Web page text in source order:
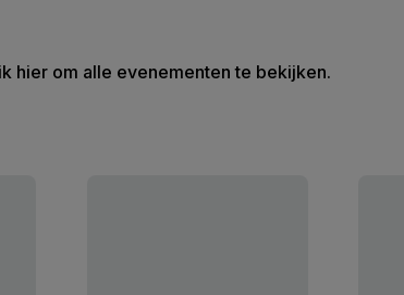
hier om alle evenementen te bekijken.